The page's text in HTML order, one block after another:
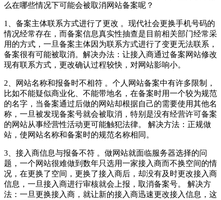
么在哪些情况下可能会被取消网站备案呢？
1、备案主体联系方式进行了更改 。现代社会更换手机号码的
情况经常存在，而备案信息真实性抽查是目前相关部门经常采
用的方式，一旦备案主体因为联系方式进行了变更无法联系，
备案很有可能被取消。解决办法：让接入商通过备案网站修改
现有联系方式，更改确认过程较快，对网站影响小。
2、网站名称和报备时不相符 。个人网站备案中有许多限制，
比如不能疑似商业化、不能带地名，在备案时用一个较为规范
的名字，当备案通过后做的网站却根据自己的需要使用其他名
称，一旦被发现备案号就会被取消，特别是没有经营许可备案
的网站从事经营性活动更可能触犯法律。 解决方法：正规做
站，使网站名称和备案时的规范名称相同。
3、接入商信息与报备不符 。做网站就面临服务器选择的问
题，一个网站很难做到数年只选用一家接入商而不换空间的情
况，在更换了空间，更换了接入商后，却没有及时更改接入商
信息，一旦接入商进行审核就会上报，取消备案号。 解决方
法：一旦更换接入商，就让新的接入商迅速更改接入信息，这